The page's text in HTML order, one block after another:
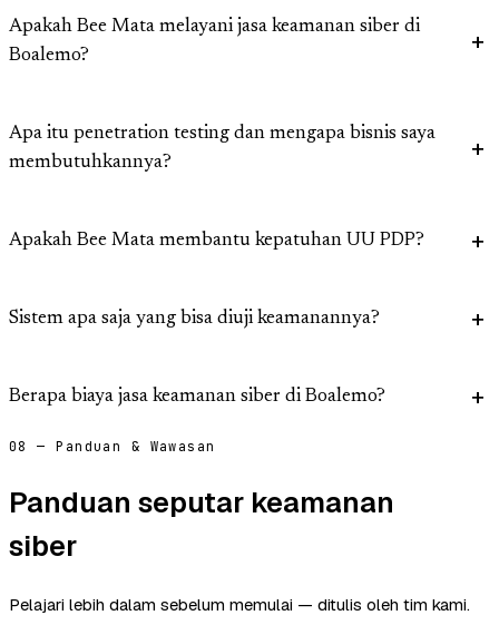
Apakah Bee Mata melayani jasa keamanan siber di
Boalemo?
Apa itu penetration testing dan mengapa bisnis saya
membutuhkannya?
Apakah Bee Mata membantu kepatuhan UU PDP?
Sistem apa saja yang bisa diuji keamanannya?
Berapa biaya jasa keamanan siber di Boalemo?
08 — Panduan & Wawasan
Panduan seputar keamanan
siber
Pelajari lebih dalam sebelum memulai — ditulis oleh tim kami.